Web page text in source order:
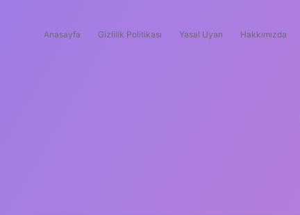
Anasayfa Gizlilik Politikası Yasal Uyarı Hakkımızda